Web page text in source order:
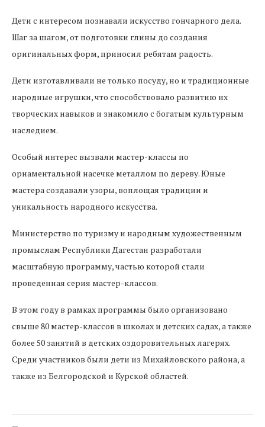
Дети с интересом познавали искусство гончарного дела.
Шаг за шагом, от подготовки глины до создания
оригинальных форм, приносил ребятам радость.
Дети изготавливали не только посуду, но и традиционные
народные игрушки, что способствовало развитию их
творческих навыков и знакомило с богатым культурным
наследием.
Особый интерес вызвали мастер-классы по
орнаментальной насечке металлом по дереву. Юные
мастера создавали узоры, воплощая традиции и
уникальность народного искусства.
Министерство по туризму и народным художественным
промыслам Республики Дагестан разработали
масштабную программу, частью которой стали
проведенная серия мастер-классов.
В этом году в рамках программы было организовано
свыше 80 мастер-классов в школах и детских садах, а также
более 50 занятий в детских оздоровительных лагерях.
Среди участников были дети из Михайловского района, а
также из Белгородской и Курской областей.